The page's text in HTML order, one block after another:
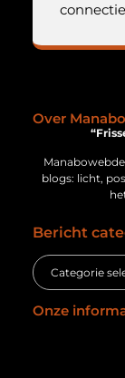
Over
blogs: licht,
Bericht
Onze